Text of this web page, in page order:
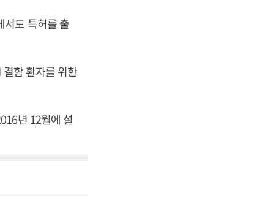
서도 특허를 출
함 환자를 위한
년 12월에 설